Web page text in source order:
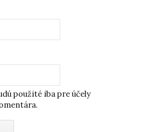
použité iba pre účely